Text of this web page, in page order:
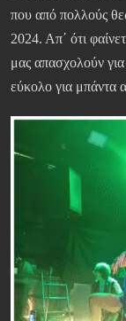
που από πολλούς
2024. Απ΄ ότι
μας απασχολούν
εύκολο για μπάντα